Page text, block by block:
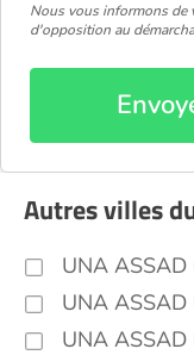
Nous vous informons de
d'opposition au
Autres villes
UNA
UNA
UNA